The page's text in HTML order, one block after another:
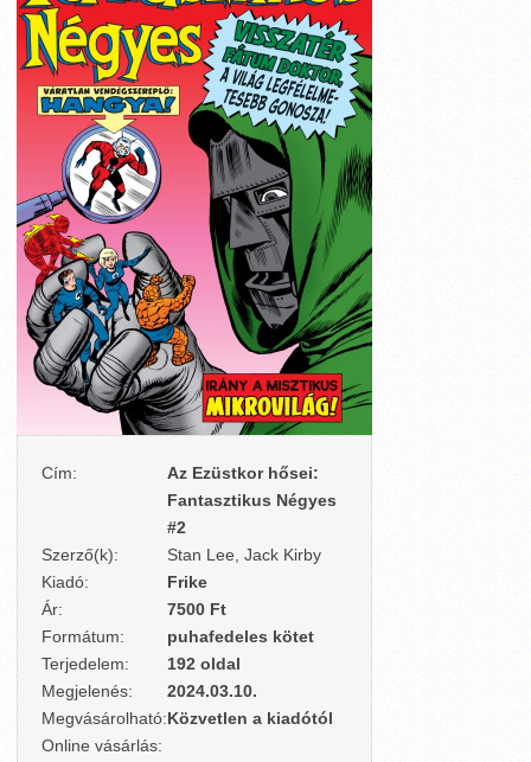
Cím:
Az Ezüstkor hősei:
Fantasztikus Négyes
#2
Szerző(k):
Stan Lee, Jack Kirby
Kiadó:
Frike
Ár:
7500 Ft
Formátum:
puhafedeles kötet
Terjedelem:
192 oldal
Megjelenés:
2024.03.10.
Megvásárolható:Közvetlen a kiadótól
Online vásárlás: